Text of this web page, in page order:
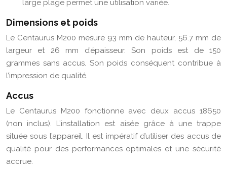
large plage permet une utilisation variée.
Dimensions et poids
Le Centaurus M200 mesure 93 mm de hauteur, 56.7 mm de
largeur et 26 mm d’épaisseur. Son poids est de 150
grammes sans accus. Son poids conséquent contribue à
l’impression de qualité.
Accus
Le Centaurus M200 fonctionne avec deux accus 18650
(non inclus). L’installation est aisée grâce à une trappe
située sous l’appareil. Il est impératif d’utiliser des accus de
qualité pour des performances optimales et une sécurité
accrue.